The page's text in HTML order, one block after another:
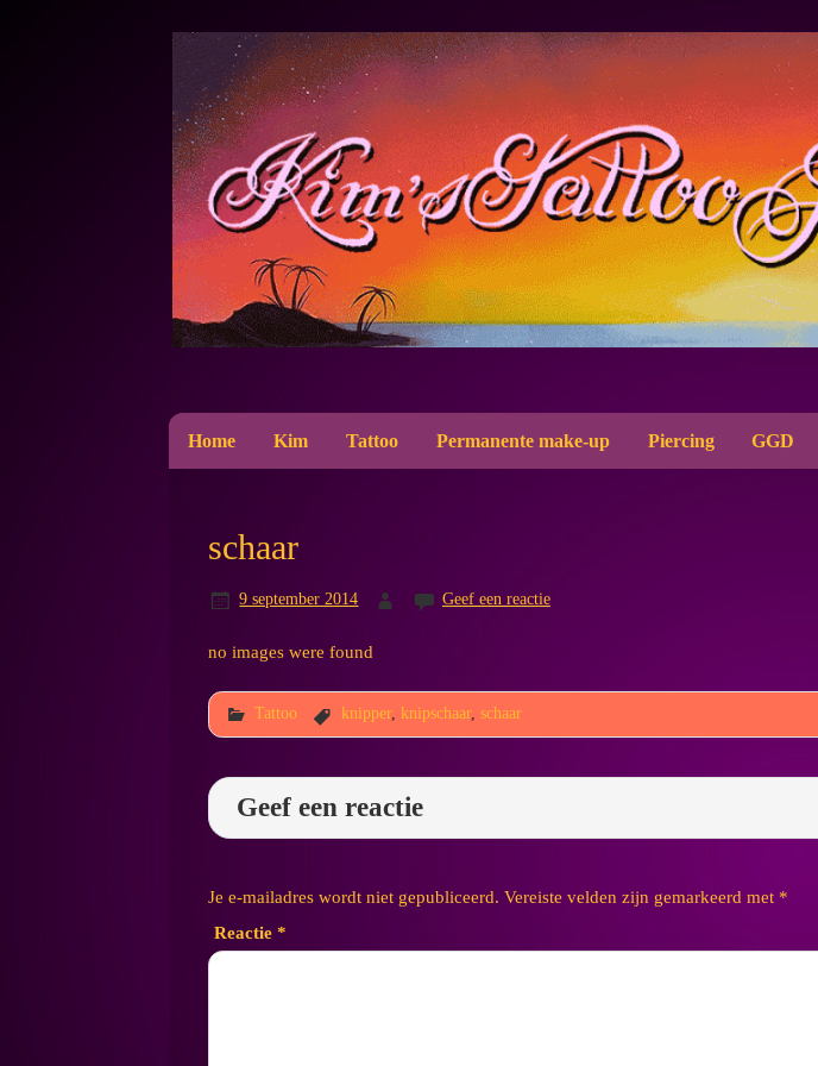
Home Kim Tattoo Permanente make-up Piercing GGD
schaar
9 september 2014 Geef een reactie
no images were found
Tattoo knipper, knipschaar,schaar
Geef een reactie
Je e-mailadres wordt niet gepubliceerd. Vereiste velden zijn gemarkeerd met *
Reactie *